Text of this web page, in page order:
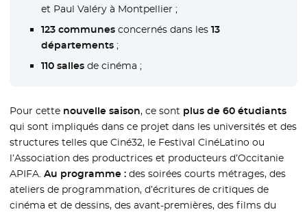
et Paul Valéry à Montpellier ;
123 communesconcernés dans les 13
départements;
110 salles de cinéma ;
Pour cette nouvelle saison, ce sont plus de 60 étudiants
qui sont impliqués dans ce projet dans les universités et des
structures telles que Ciné32, le Festival CinéLatino ou
l’Association des productrices et producteurs d’Occitanie
APIFA.Au programme :des soirées courts métrages, des
ateliers de programmation, d’écritures de critiques de
cinéma et de dessins, des avant-premières, des films du